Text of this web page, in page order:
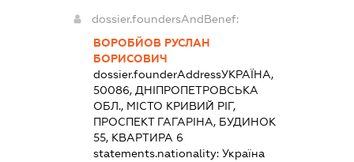
dossier.foundersAndBenef:
ВОРОБЙОВ РУСЛАН
БОРИСОВИЧ
dossier.founderAddressУКРАЇНА,
50086, ДНІПРОПЕТРОВСЬКА
ОБЛ., МІСТО КРИВИЙ РІГ,
ПРОСПЕКТ ГАГАРІНА, БУДИНОК
55, КВАРТИРА 6
statements.nationality: Україна